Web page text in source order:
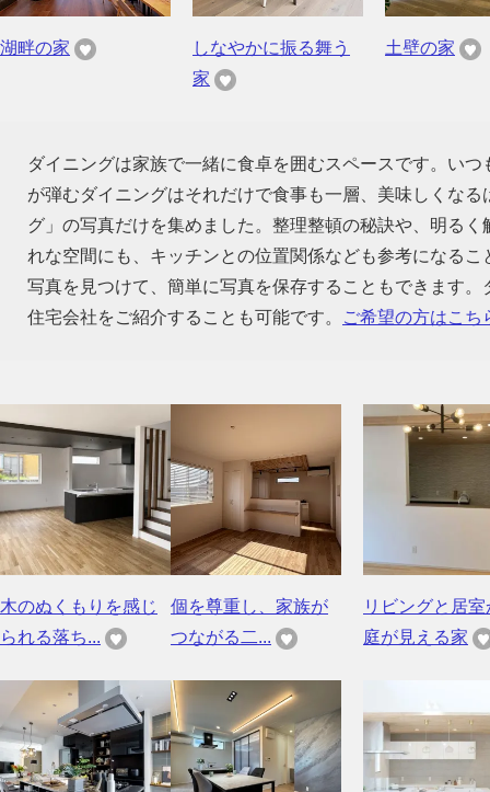
湖畔の家
しなやかに振る舞う
家
土壁の家
ダイニングは家族で一緒に食卓を囲むスペースです。い
が弾むダイニングはそれだけで食事も一層、美味しくな
グ」の写真だけを集めました。整理整頓の秘訣や、明る
れな空間にも、キッチンとの位置関係なども参考になる
写真を見つけて、簡単に写真を保存することもできます
住宅会社をご紹介することも可能です。
ご希望の方はこち
木のぬくもりを感じ
られる落ち...
個を尊重し、家族が
つながる二...
リビングと居室
庭が見える家